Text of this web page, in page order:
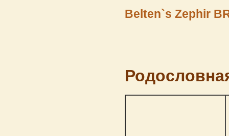
Belten`s Zephir